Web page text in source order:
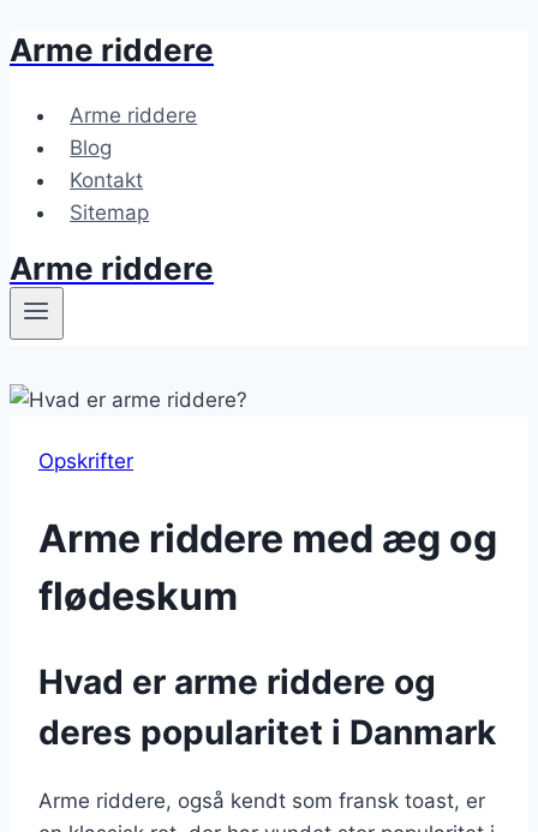
Fortsæt
indhold
Arme riddere
Arme riddere
Blog
Kontakt
Sitemap
Arme riddere
Opskrifter
Arme riddere med æg og
flødeskum
Hvad er arme riddere og
deres popularitet i Danmark
Arme riddere, også kendt som fransk toast, er